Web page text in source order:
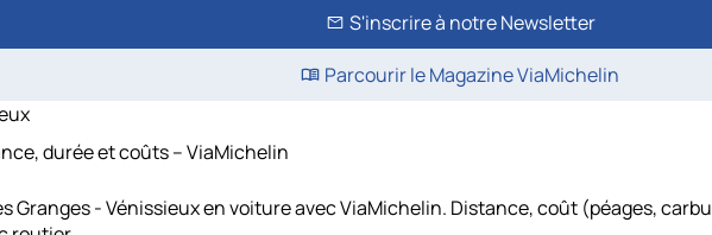
S'inscrire à notre Newsletter
Parcourir le Magazine ViaMichelin
durée et coûts – ViaMichelin
- Vénissieux en voiture avec ViaMichelin. Distance, coût (péages,